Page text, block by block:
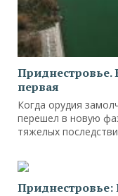
Приднестровье.
первая
Когда орудия
перешел в новую
тяжелых